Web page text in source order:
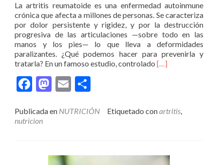
La artritis reumatoide es una enfermedad autoinmune
crónica que afecta a millones de personas. Se caracteriza
por dolor persistente y rigidez, y por la destrucción
progresiva de las articulaciones —sobre todo en las
manos y los pies— lo que lleva a deformidades
paralizantes. ¿Qué podemos hacer para prevenirla y
tratarla? En un famoso estudio, controlado Leer
por
en
[…]
Facebook
Mastodon
Email
Publicada en NUTRICIÓN Etiquetado conartritis,
nutricion